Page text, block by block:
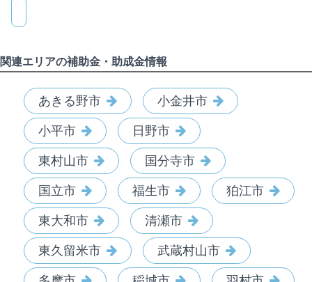
関連エリアの補助金・助成金情報
あきる野市 小金井市
小平市 日野市
東村山市 国分寺市
国立市 福生市 狛江市
東大和市 清瀬市
東久留米市 武蔵村山市